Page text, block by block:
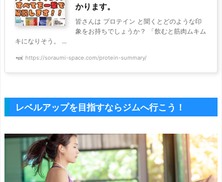
かります。
皆さんは プロテイン と聞くとどのような印
象をお持ちでしょうか？ 「飲むと筋肉ムキム
キになりそう。 ...
https://soraumi-space.com/protein-summary/
レベルアップを目指すならジムへ行こう！